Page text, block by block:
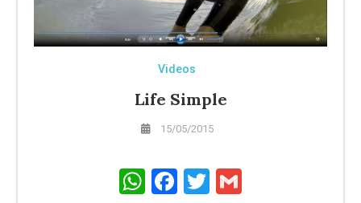
Videos
Life Simple
15/05/2015
WhatsApp
Facebook
Twitter